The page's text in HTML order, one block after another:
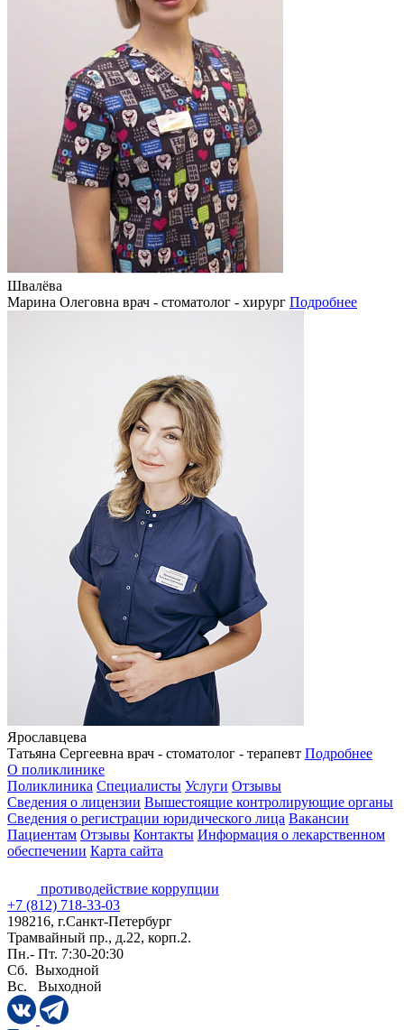
Швалёва
Марина Олеговна врач - стоматолог - хирург Подробнее
Ярославцева
Татьяна Сергеевна врач - стоматолог - терапевт Подробнее
О поликлинике
Поликлиника Специалисты Услуги Отзывы
Сведения о лицензии Вышестоящие контролирующие органы
Сведения о регистрации юридического лица Вакансии
Пациентам Отзывы Контакты Информация о лекарственном
обеспечении Карта сайта
противодействие коррупции
+7 (812) 718-33-03
198216, г.Санкт-Петербург
Трамвайный пр., д.22, корп.2.
Пн.- Пт. 7:30-20:30
Сб. Выходной
Вс. Выходной